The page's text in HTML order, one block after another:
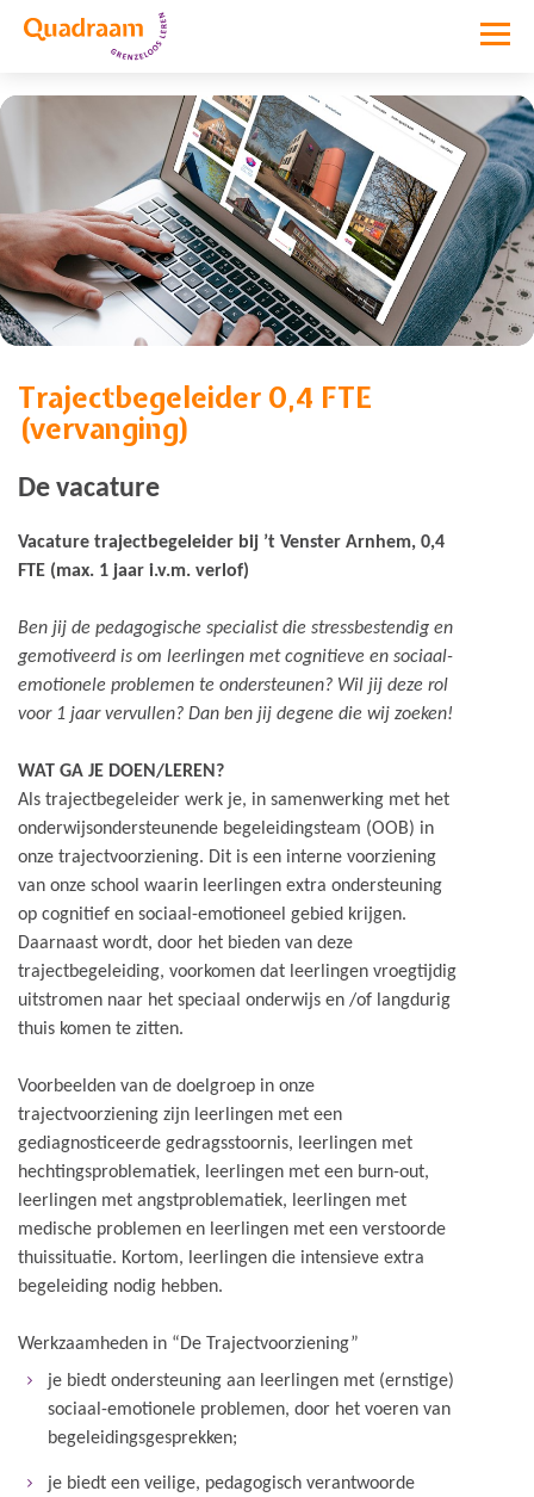
Vacature niet meer actief
Trajectbegeleider 0,4 FTE
(vervanging)
De vacature
Vacature trajectbegeleider bij ’t Venster Arnhem, 0,4
FTE (max. 1 jaar i.v.m. verlof)
Ben jij de pedagogische specialist die stressbestendig en
gemotiveerd is om leerlingen met cognitieve en sociaal-
emotionele problemen te ondersteunen? Wil jij deze rol
voor 1 jaar vervullen? Dan ben jij degene die wij zoeken!
WAT GA JE DOEN/LEREN?
Als trajectbegeleider werk je, in samenwerking met het
onderwijsondersteunende begeleidingsteam (OOB) in
onze trajectvoorziening. Dit is een interne voorziening
van onze school waarin leerlingen extra ondersteuning
op cognitief en sociaal-emotioneel gebied krijgen.
Daarnaast wordt, door het bieden van deze
trajectbegeleiding, voorkomen dat leerlingen vroegtijdig
uitstromen naar het speciaal onderwijs en /of langdurig
thuis komen te zitten.
Voorbeelden van de doelgroep in onze
trajectvoorziening zijn leerlingen met een
gediagnosticeerde gedragsstoornis, leerlingen met
hechtingsproblematiek, leerlingen met een burn-out,
leerlingen met angstproblematiek, leerlingen met
medische problemen en leerlingen met een verstoorde
thuissituatie. Kortom, leerlingen die intensieve extra
begeleiding nodig hebben.
Werkzaamheden in “De Trajectvoorziening”
je biedt ondersteuning aan leerlingen met (ernstige)
sociaal-emotionele problemen, door het voeren van
begeleidingsgesprekken;
je biedt een veilige, pedagogisch verantwoorde